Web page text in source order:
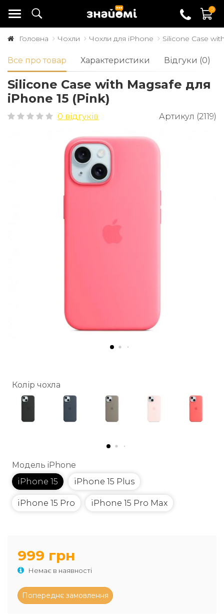
0
Головна Чохли Чохли для iPhone Silicone Case
Все про товар Характеристики Відгуки (0)
Silicone Case with Magsafe для
iPhone 15 (Pink)
0 відгуків Артикул (2119)
Колір чохла
Модель iPhone
iPhone 15
iPhone 15 Plus
iPhone 15 Pro iPhone 15 Pro Max
999 грн
Немає в наявності